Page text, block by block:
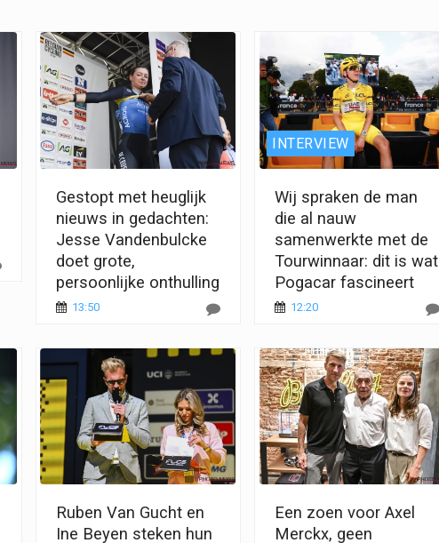
Gestopt met heuglijk
nieuws in gedachten:
Jesse Vandenbulcke
doet grote,
persoonlijke onthulling
13:50
INTERVIEW
Wij spraken de man
die al nauw
samenwerkte met de
Tourwinnaar: dit is wat
Pogacar fascineert
12:20
Ruben Van Gucht en
Ine Beyen steken hun
Een zoen voor Axel
Merckx, geen